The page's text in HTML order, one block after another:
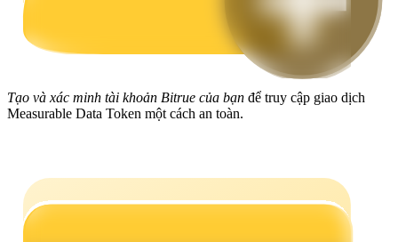
Earn
Tạo và xác minh tài khoản Bitrue của bạn để truy cập giao dịch
Measurable Data Token một cách an toàn.